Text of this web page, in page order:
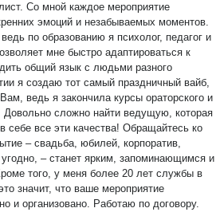
Со мной каждое мероприятие
эмоций и незабываемых моментов.
по образованию я психолог, педагог и
мне быстро адаптироваться к
общий язык с людьми разного
ведь я закончила курсы ораторского и
– свадьба, юбилей, корпоратив,
– станет ярким, запоминающимся и